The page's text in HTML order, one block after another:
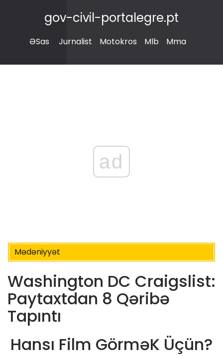
gov-civil-portalegre.pt
ƏSas Jurnalist Motokros Mlb Mma
ad
Mədəniyyət
Washington DC Craigslist:
Paytaxtdan 8 Qəribə
Tapıntı
Hansı Film GörməK Üçün?